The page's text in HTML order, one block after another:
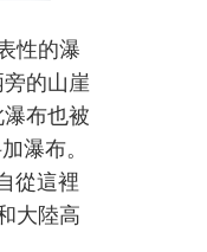
性的瀑
的山崖
布也被
瀑布。
從這裡
大陸高